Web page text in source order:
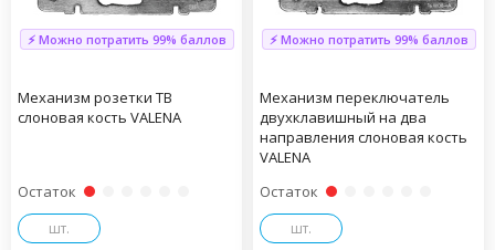
⚡ Можно потратить 99% баллов
Механизм розетки TВ
слоновая кость VALENA
Остаток
шт.
⚡ Можно потратить 99% баллов
Механизм переключатель
двухклавишный на два
направления слоновая кость
VALENA
Остаток
шт.